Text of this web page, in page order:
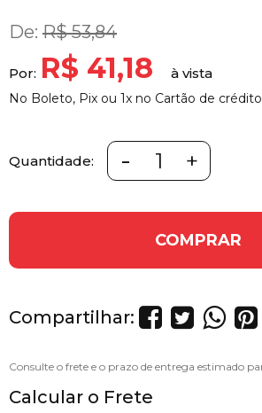
De: R$ 53,84
Por: R$ 41,18
No Boleto, Pix ou 1x no Cartão de crédito
Quantidade: - +
COMPRAR
Compartilhar:
Calcular o Frete